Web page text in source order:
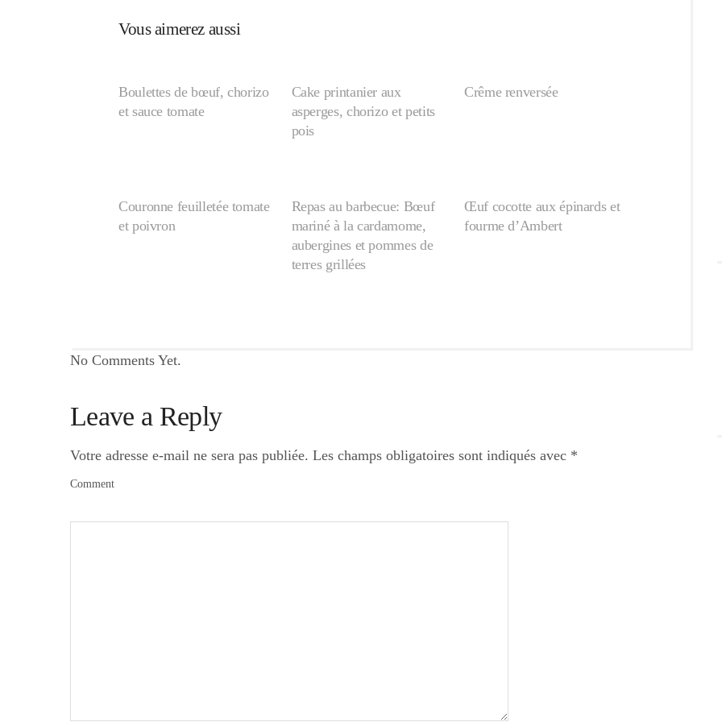
Vous aimerez aussi
Boulettes de bœuf, chorizo
et sauce tomate
Cake printanier aux
asperges, chorizo et petits
pois
Crême renversée
Couronne feuilletée tomate
et poivron
Repas au barbecue: Bœuf
mariné à la cardamome,
aubergines et pommes de
terres grillées
Œuf cocotte aux épinards et
fourme d’Ambert
No Comments Yet.
Leave a Reply
Votre adresse e-mail ne sera pas publiée. Les champs obligatoires sont indiqués avec *
Comment